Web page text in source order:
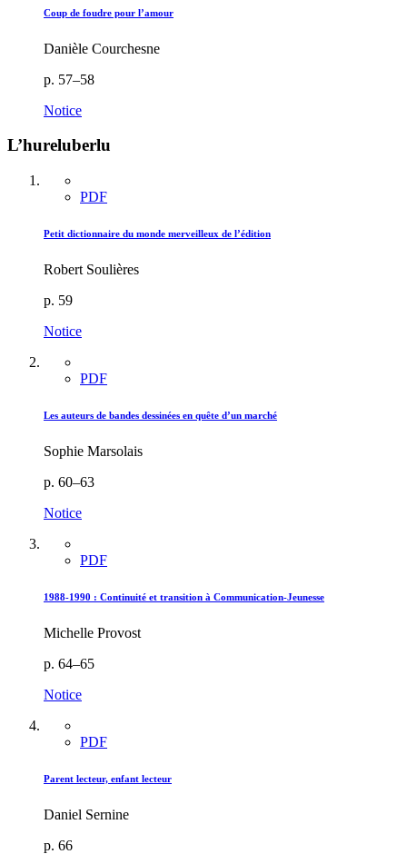
Coup de foudre pour l’amour
Danièle Courchesne
p. 57–58
Notice
L’hureluberlu
PDF
Petit dictionnaire du monde merveilleux de l’édition
Robert Soulières
p. 59
Notice
PDF
Les auteurs de bandes dessinées en quête d’un marché
Sophie Marsolais
p. 60–63
Notice
PDF
1988-1990 : Continuité et transition à Communication-Jeunesse
Michelle Provost
p. 64–65
Notice
PDF
Parent lecteur, enfant lecteur
Daniel Sernine
p. 66